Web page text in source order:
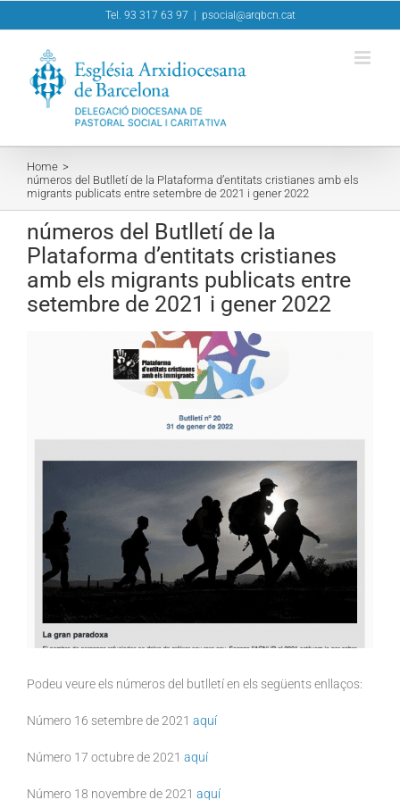
to
Tel. 93 317 63 97 psocial@arqbcn.cat
Home
números del Butlletí de la Plataforma d’entitats cristianes amb els
migrants publicats entre setembre de 2021 i gener 2022
números del Butlletí de la
Plataforma d’entitats cristianes
amb els migrants publicats entre
setembre de 2021 i gener 2022
Podeu veure els números del butlletí en els següents enllaços:
Número 16 setembre de 2021 aquí
Número 17 octubre de 2021 aquí
Número 18 novembre de 2021 aquí